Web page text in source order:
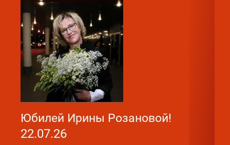
Юбилей Ирины Розановой!
22.07.26